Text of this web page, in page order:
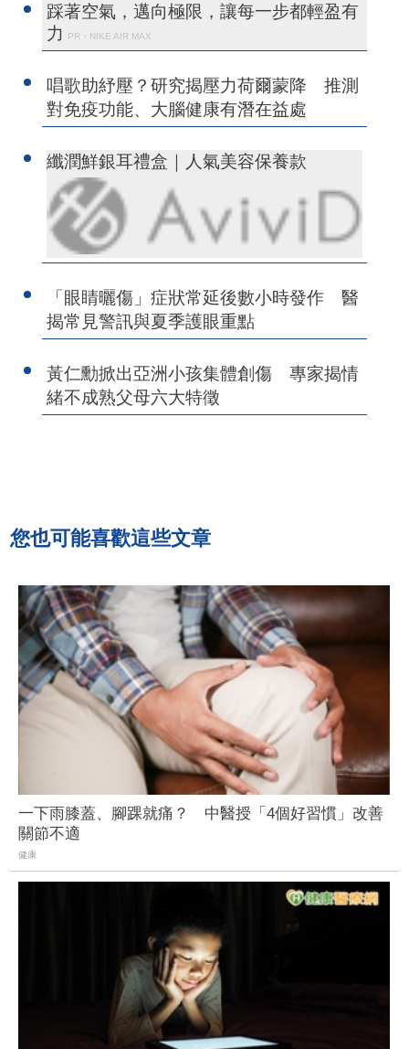
踩著空氣，邁向極限，讓每一步都輕盈有
力
PR・NIKE AIR MAX
唱歌助紓壓？研究揭壓力荷爾蒙降 推測
對免疫功能、大腦健康有潛在益處
纖潤鮮銀耳禮盒｜人氣美容保養款
「眼睛曬傷」症狀常延後數小時發作 醫
揭常見警訊與夏季護眼重點
黃仁勳掀出亞洲小孩集體創傷 專家揭情
緒不成熟父母六大特徵
您也可能喜歡這些文章
一下雨膝蓋、腳踝就痛？ 中醫授「4個好習慣」改善
關節不適
健康